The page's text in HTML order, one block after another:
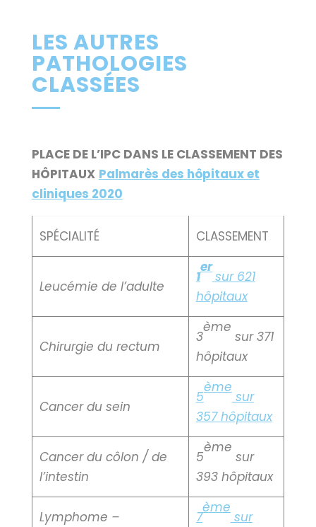
LES AUTRES
PATHOLOGIES
CLASSÉES
PLACE DE L’IPC DANS LE CLASSEMENT DES
HÔPITAUX Palmarès des hôpitaux et
cliniques 2020
SPÉCIALITÉ CLASSEMENT
Leucémie de l’adulte
1
er
sur 621
hôpitaux
Chirurgie du rectum
3
ème
sur 371
hôpitaux
Cancer du sein
5
ème
sur
357 hôpitaux
Cancer du côlon / de
l’intestin
5
ème
sur
393 hôpitaux
Lymphome –
7
ème
sur